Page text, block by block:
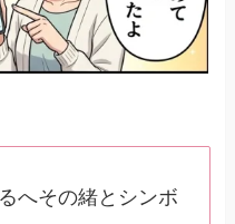
へその緒とシンボ